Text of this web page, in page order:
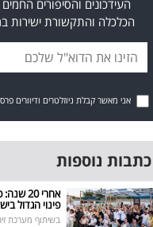
העידכונים והסיפורים
הכלכלה והתקשורת ישירות
אני מאשר קבלת ניוזלטרים ודיוורים
כתבות נוספות
אחרי 20
פינוי הגדול
בשיתוף מערכת